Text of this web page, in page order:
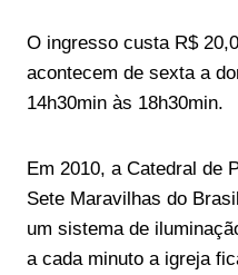
O ingresso custa R$
acontecem de sexta a
14h30min às 18h30min.
Em 2010, a Catedral de
Sete Maravilhas do
um sistema de
a cada minuto a igreja